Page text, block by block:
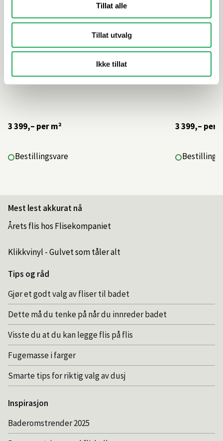
Tillat alle
Tillat utvalg
Ikke tillat
3 399,– per m²
Bestillingsvare
3 399,– per
Mest lest akkurat nå
Årets flis hos Flisekompaniet
Klikkvinyl - Gulvet som tåler alt
Tips og råd
Gjør et godt valg av fliser til badet
Dette må du tenke på når du innreder badet
Visste du at du kan legge flis på flis
Fugemasse i farger
Smarte tips for riktig valg av dusj
Inspirasjon
Baderomstrender 2025